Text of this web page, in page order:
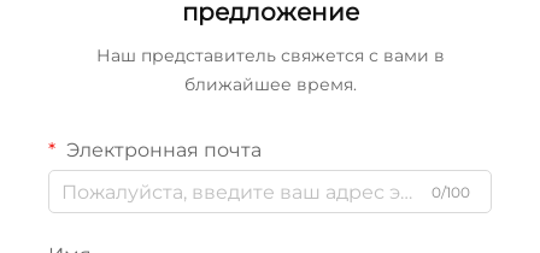
предложение
Наш представитель свяжется с вами в
ближайшее время.
Электронная почта
0/100